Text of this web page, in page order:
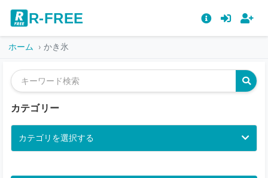
R-FREE
ホーム かき氷
カテゴリー
カテゴリを選択する